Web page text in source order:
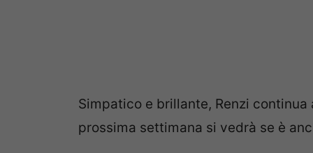
Simpatico e brillante, Renzi continua
prossima settimana si vedrà se è